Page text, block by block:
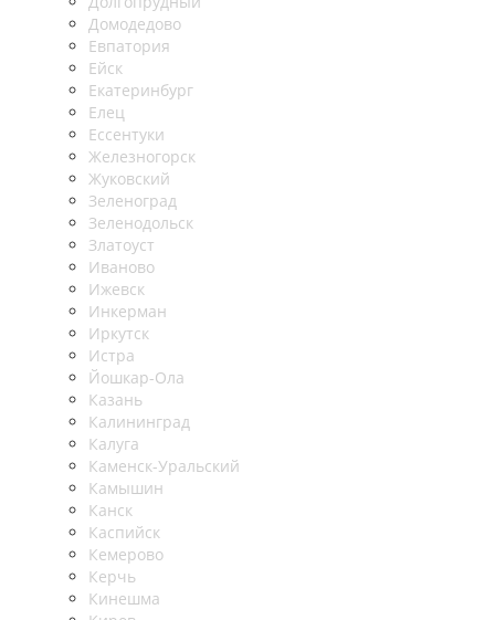
Домодедово
Евпатория
Ейск
Екатеринбург
Елец
Ессентуки
Железногорск
Жуковский
Зеленоград
Зеленодольск
Златоуст
Иваново
Ижевск
Инкерман
Иркутск
Истра
Йошкар-Ола
Казань
Калининград
Калуга
Каменск-Уральский
Камышин
Канск
Каспийск
Кемерово
Керчь
Кинешма